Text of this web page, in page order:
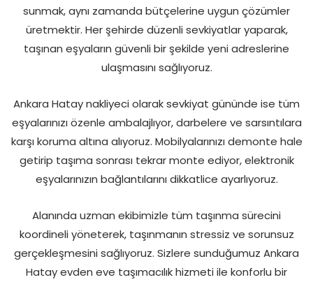
sunmak, aynı zamanda bütçelerine uygun çözümler
üretmektir. Her şehirde düzenli sevkiyatlar yaparak,
taşınan eşyaların güvenli bir şekilde yeni adreslerine
ulaşmasını sağlıyoruz.
Ankara Hatay nakliyeci olarak sevkiyat gününde ise tüm
eşyalarınızı özenle ambalajlıyor, darbelere ve sarsıntılara
karşı koruma altına alıyoruz. Mobilyalarınızı demonte hale
getirip taşıma sonrası tekrar monte ediyor, elektronik
eşyalarınızın bağlantılarını dikkatlice ayarlıyoruz.
Alanında uzman ekibimizle tüm taşınma sürecini
koordineli yöneterek, taşınmanın stressiz ve sorunsuz
gerçekleşmesini sağlıyoruz. Sizlere sunduğumuz Ankara
Hatay evden eve taşımacılık hizmeti ile konforlu bir